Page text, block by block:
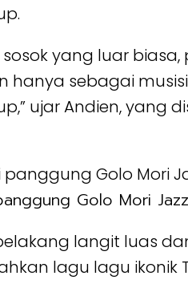
yang luar
hanya sebagai
ujar Andien,
Golo Mori Jazz
langit luas
lagu lagu ikonik